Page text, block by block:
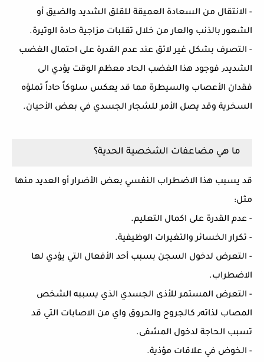
- الانتقال من السعادة العميقة للقلق الشديد والضيق أو
الشعور بالذنب والعار من خلال تقلبات مزاجية حادة الوتيرة.
- التصرف بشكل غير لائق عند عدم القدرة على احتمال الغضب
الشديد٫ فوجود هذا الغضب الحاد معظم الوقت يؤدي الى
فقدان الأعصاب والسيطرة مما قد يعكس سلوكاً حاداً تملؤه
السخرية وقد يصل الأمر للشجار الجسدي في بعض الأحيان.
ما هي مضاعفات الشخصية الحدية؟
قد يسبب هذا الاضطراب النفسي بعض الأضرار أو العديد منها
مثل:
- عدم القدرة على اكمال التعليم.
- تكرار الخسائر والتغيرات الوظيفية.
- التعرض لدخول السجن بسبب أحد الأفعال التي يؤدي لها
الاضطراب.
- التعرض المستمر للأذى الجسدي الذي يسببه الشخص
المصاب لذاته٫ كالجروح والحروق واي من الاصابات التي قد
تسبب الحاجة لدخول المشفى.
- الخوض في علاقات مؤذية.